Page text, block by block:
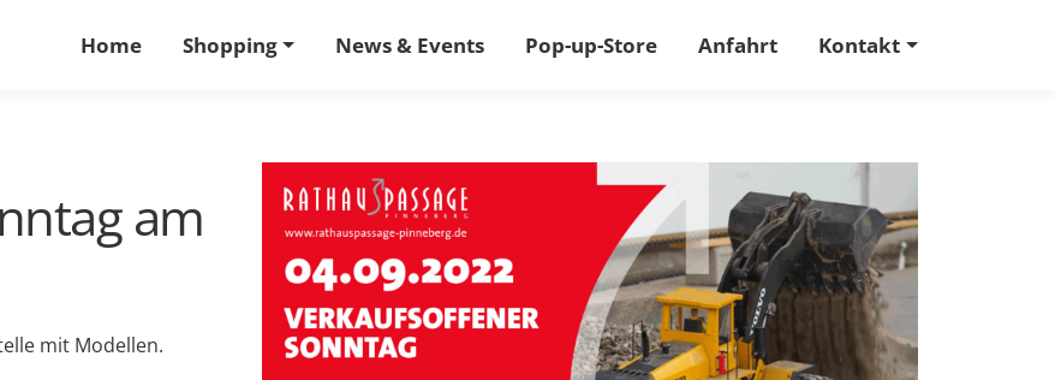
Home Shopping News & Events Pop-up-Store Anfahrt Kontakt
am
mit Modellen.